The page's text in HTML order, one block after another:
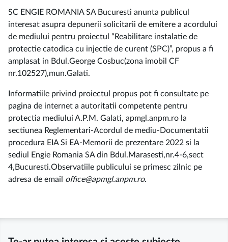
SC ENGIE ROMANIA SA Bucuresti anunta publicul
interesat asupra depunerii solicitarii de emitere a acordului
de mediului pentru proiectul “Reabilitare instalatie de
protectie catodica cu injectie de curent (SPC)”, propus a fi
amplasat in Bdul.George Cosbuc(zona imobil CF
nr.102527),mun.Galati.
Informatiile privind proiectul propus pot fi consultate pe
pagina de internet a autoritatii competente pentru
protectia mediului A.P.M. Galati, apmgl.anpm.ro la
sectiunea Reglementari-Acordul de mediu-Documentatii
procedura EIA Si EA-Memorii de prezentare 2022 si la
sediul Engie Romania SA din Bdul.Marasesti,nr.4-6,sect
4,Bucuresti.Observatiile publicului se primesc zilnic pe
adresa de email office@apmgl.anpm.ro.